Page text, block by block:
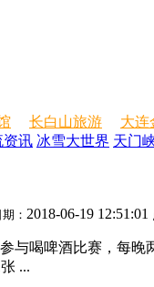
长白山旅游 大连
资讯 冰雪大世界 天门
期： 2018-06-19 12:51:01
与喝啤酒比赛，每
...